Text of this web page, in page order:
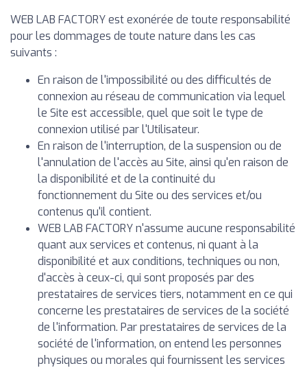
WEB LAB FACTORY est exonérée de toute responsabilité
pour les dommages de toute nature dans les cas
suivants :
En raison de l'impossibilité ou des difficultés de
connexion au réseau de communication via lequel
le Site est accessible, quel que soit le type de
connexion utilisé par l'Utilisateur.
En raison de l'interruption, de la suspension ou de
l'annulation de l'accès au Site, ainsi qu'en raison de
la disponibilité et de la continuité du
fonctionnement du Site ou des services et/ou
contenus qu'il contient.
WEB LAB FACTORY n'assume aucune responsabilité
quant aux services et contenus, ni quant à la
disponibilité et aux conditions, techniques ou non,
d'accès à ceux-ci, qui sont proposés par des
prestataires de services tiers, notamment en ce qui
concerne les prestataires de services de la société
de l'information. Par prestataires de services de la
société de l'information, on entend les personnes
physiques ou morales qui fournissent les services